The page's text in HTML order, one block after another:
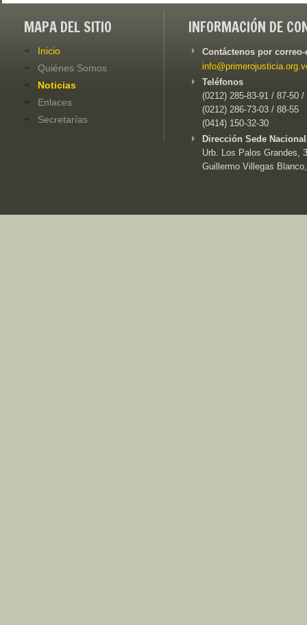
MAPA DEL SITIO
Inicio
Quiénes Somos
Noticias
Enlaces
Secretarías
INFORMACIÓN DE
Contáctenos por
Teléfonos
(0212) 285-83-91 / 87-50 /
(0212) 286-73-03 / 88-55
(0414) 150-32-30
Dirección Sede
Urb. Los Palos Grandes,
Guillermo Villegas